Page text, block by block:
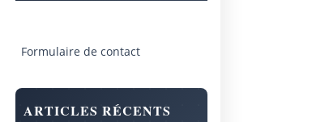
Formulaire de contact
ARTICLES RÉCENTS